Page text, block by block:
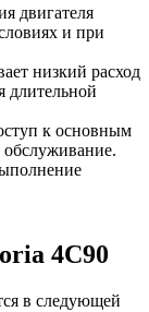
двигателя
и при
низкий расход
длительной
к основным
обслуживание.
4C90
в следующей